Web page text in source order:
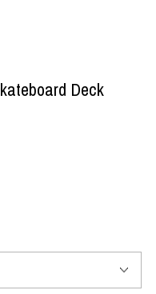
Deck